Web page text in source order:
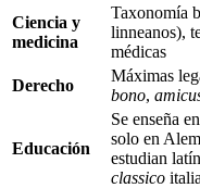
Ciencia y
medicina
Taxonomía
linneanos),
médicas
Derecho
Máximas
bono,
Educación
Se enseña
solo en
estudian
classico